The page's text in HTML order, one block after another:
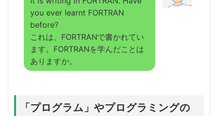
you ever learnt FORTRAN
before?
これは、FORTRANで書かれてい
ます。FORTRANを学んだことは
ありますか。
「プログラム」やプログラミングの